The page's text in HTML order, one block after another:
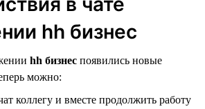
hh бизнес
hh бизнес появились новые
можно:
коллегу и вместе продолжить работу